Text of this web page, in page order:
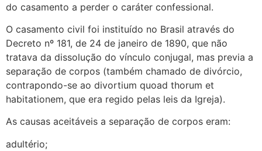
do casamento a perder o caráter confessional.
O casamento civil foi instituído no Brasil através do
Decreto nº 181, de 24 de janeiro de 1890, que não
tratava da dissolução do vínculo conjugal, mas previa a
separação de corpos (também chamado de divórcio,
contrapondo-se ao divortium quoad thorum et
habitationem, que era regido pelas leis da Igreja).
As causas aceitáveis a separação de corpos eram:
adultério;